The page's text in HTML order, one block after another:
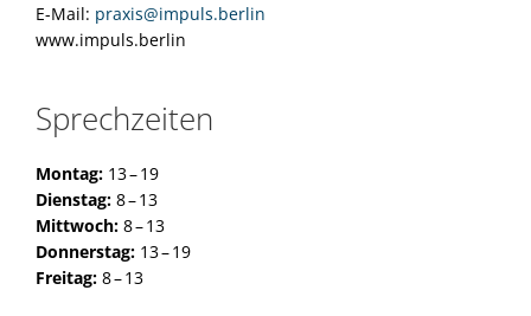
E-Mail: praxis@impuls.berlin
www.impuls.berlin
Sprechzeiten
Montag:13 – 19
Dienstag: 8 – 13
Mittwoch:8 – 13
Donnerstag: 13 – 19
Freitag: 8 – 13